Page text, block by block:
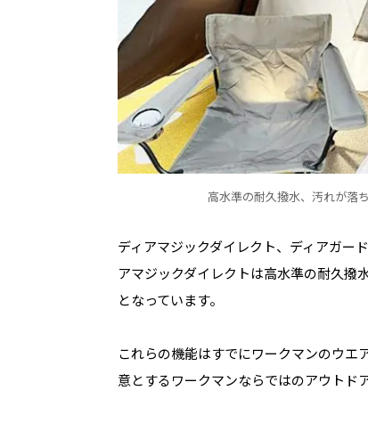
高水準の耐久撥水、汚れが落
ディアマジックダイレクト、ディアガー
アマジックダイレクトは高水準の耐久撥
となっています。
これらの機能はすでにワークマンのウエ
意とするワークマンならではのアウトド